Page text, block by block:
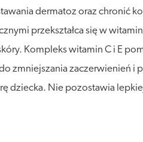
dermatoz oraz chronić
przekształca się w
Kompleks witamin C i E
zmniejszania zaczerwienień
dziecka. Nie pozostawia